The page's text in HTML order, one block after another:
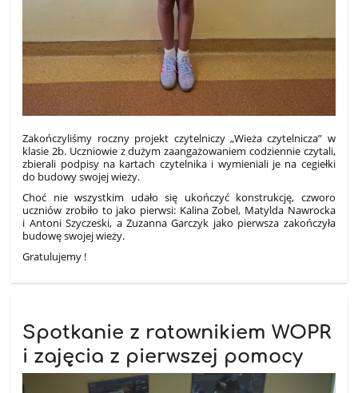
Zakończyliśmy roczny projekt czytelniczy „Wieża czytelnicza” w
klasie 2b. Uczniowie z dużym zaangażowaniem codziennie czytali,
zbierali podpisy na kartach czytelnika i wymieniali je na cegiełki
do budowy swojej wieży.
Choć nie wszystkim udało się ukończyć konstrukcję, czworo
uczniów zrobiło to jako pierwsi: Kalina Zobel, Matylda Nawrocka
i Antoni Szyczeski, a Zuzanna Garczyk jako pierwsza zakończyła
budowę swojej wieży.
Gratulujemy !
Spotkanie z ratownikiem WOPR
i zajęcia z pierwszej pomocy